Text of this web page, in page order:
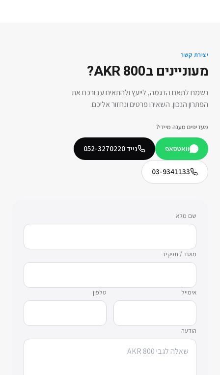
יצירת קשר
מעוניינים בAKR 800
?
נשמח לתאם הדגמה, לייעץ ולהתאים עבורכם את
הפתרון הנכון. השאירו פרטים ונחזור אליכם.
מעדיפים מענה מיידי?
וואטסאפ נייד 052-3270220
03-9341133
שם מלא
מוסד / תפקיד
אימייל טלפון
הודעה